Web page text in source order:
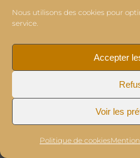
Nous utilisons des cookies pour
service.
Accepter
Voir les
Politique de cookies